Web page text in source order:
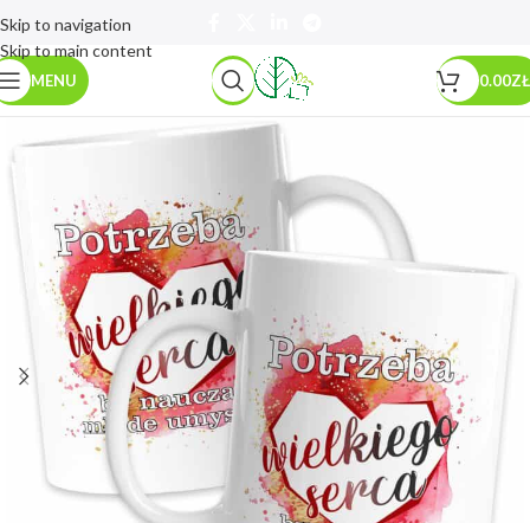
Skip to navigation
Skip to main content
MENU 0.00ZŁ